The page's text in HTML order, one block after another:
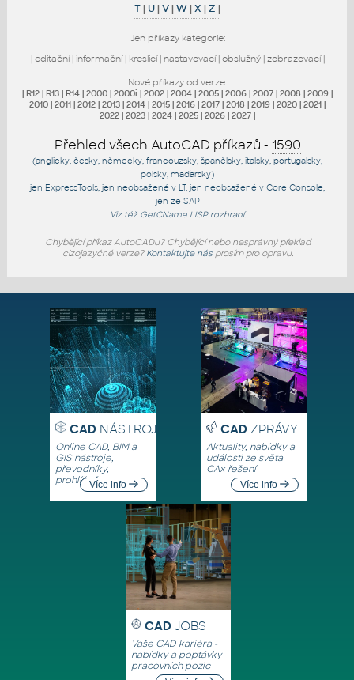
T| U|V|W|X |Z |
Jen příkazy kategorie:
| editační| informační| kreslicí| nastavovací| obslužný| zobrazovací|
Nové příkazy od verze:
| R12 | R13 | R14 | 2000 | 2000i | 2002 | 2004 | 2005 | 2006 | 2007 | 2008 | 2009 |
2010 | 2011 | 2012 | 2013 | 2014 | 2015 | 2016 | 2017 | 2018 | 2019 | 2020 | 2021 |
2022 | 2023 | 2024 | 2025 | 2026 | 2027 |
Přehled všech AutoCAD příkazů - 1590
(anglicky, česky, německy, francouzsky, španělsky, italsky, portugalsky,
polsky, maďarsky)
jen ExpressTools , jen neobsažené v LT, jen neobsažené v Core Console
jen ze SAP
Viz též GetCNameLISP rozhraní.
Chybějící příkaz AutoCADu? Chybějící nebo nesprávný překlad
cizojazyčné verze? Kontaktujte násprosím pro opravu.
CADNÁSTROJE
Online CAD, BIM a
GIS nástroje,
převodníky,
prohlížečeVíce info
CADZPRÁVY
Aktuality, nabídky a
události ze světa
CAx řešení
Více info
CAD JOBS
Vaše CAD kariéra -
nabídky a poptávky
pracovních pozic